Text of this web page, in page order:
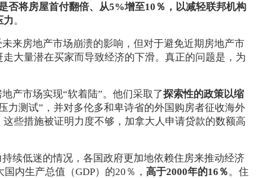
否将房屋首付翻倍、从5%增至10％，以减轻联邦机构
力。
来房地产市场崩溃的影响，但对于避免近期房地产市
大量潜在买家而导致经济的下滑。真正的问题是，为
产市场实现“软着陆”。他们采取了探索性的政策以缩
力测试”，并对多伦多和卑诗省的外国购房者征收海外
些措施被证明力度不够，加拿大人申请贷款的数额高
续低迷的情况，各国政府更加地依赖住房来推动经济
内生产总值（GDP）的20％， 高于2000年的16％。住